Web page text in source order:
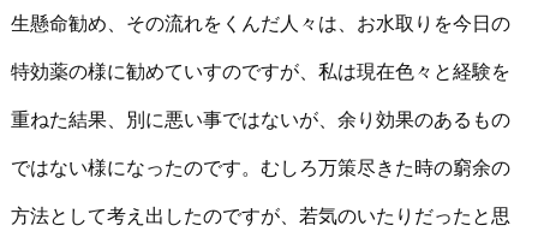
生懸命勧め、その流れをくんだ人々は、お水取りを今日の
特効薬の様に勧めていすのですが、私は現在色々と経験を
重ねた結果、別に悪い事ではないが、余り効果のあるもの
ではない様になったのです。むしろ万策尽きた時の窮余の
方法として考え出したのですが、若気のいたりだったと思